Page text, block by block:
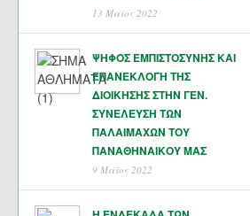
13 Μάϊος 2022
ΨΗΦΟΣ ΕΜΠΙΣΤΟΣΥΝΗΣ ΚΑΙ
ΕΠΑΝΕΚΛΟΓΗ ΤΗΣ
ΔΙΟΙΚΗΣΗΣ ΣΤΗΝ ΓΕΝ.
ΣΥΝΕΛΕΥΣΗ ΤΩΝ
ΠΑΛΑΙΜΑΧΩΝ ΤΟΥ
ΠΑΝΑΘΗΝΑΙΚΟΥ ΜΑΣ
9 Μάϊος 2022